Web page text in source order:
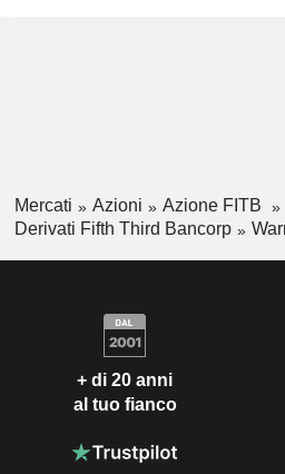
Mercati Azioni
Azione FITB
Derivati Fifth Third Bancorp
+ di 20 anni
al tuo fianco